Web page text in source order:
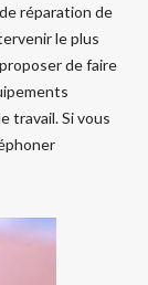
réparation de
le plus
de faire
travail. Si vous